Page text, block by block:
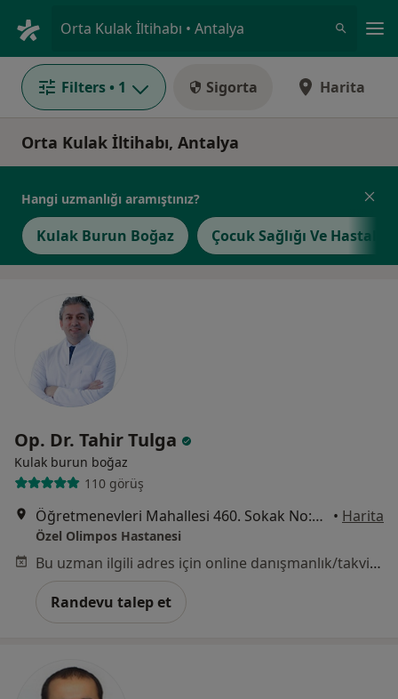
Orta Kulak İltihabı • Antalya
Filters • 1 Sigorta Harita
Orta Kulak İltihabı, Antalya
Hangi uzmanlığı aramıştınız?
Kulak Burun Boğaz Çocuk Sağlığı Ve
Op. Dr. Tahir Tulga
Kulak burun boğaz
110 görüş
Öğretmenevleri Mahallesi 460. Sokak No:48, Konyaaltı • Harita
Özel Olimpos Hastanesi
Bu uzman ilgili adres için online danışmanlık/takvim sunmuyor.
Randevu talep et